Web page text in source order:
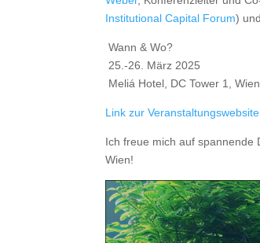
Institutional Capital Forum) und
Wann & Wo?
25.-26. März 2025
Meliá Hotel, DC Tower 1, Wien
Link zur Veranstaltungswebsite
Ich freue mich auf spannende
Wien!